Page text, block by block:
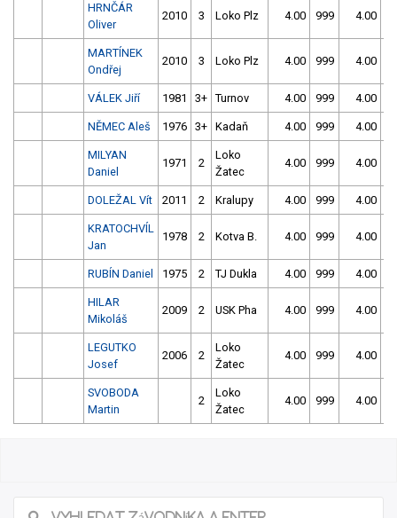
HRNČÁR
Oliver
2010 3 Loko Plz 4.00 999 4.00
MARTÍNEK
Ondřej
2010 3 Loko Plz 4.00 999 4.00
VÁLEK Jiří 1981 3+ Turnov 4.00 999 4.00
NĚMEC Aleš 1976 3+ Kadaň 4.00 999 4.00
MILYAN
Daniel
1971 2
Loko
Žatec
4.00 999 4.00
DOLEŽAL Vít 2011 2 Kralupy 4.00 999 4.00
KRATOCHVÍL
Jan
1978 2 Kotva B. 4.00 999 4.00
RUBÍN Daniel 1975 2 TJ Dukla 4.00 999 4.00
HILAR
Mikoláš
2009 2 USK Pha 4.00 999 4.00
LEGUTKO
Josef
2006 2
Loko
Žatec
4.00 999 4.00
SVOBODA
Martin
2
Loko
Žatec
4.00 999 4.00